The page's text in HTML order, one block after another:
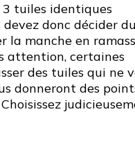
3 tuiles identiques
donc décider du
la manche en
attention, certaines
des tuiles qui ne
donneront des